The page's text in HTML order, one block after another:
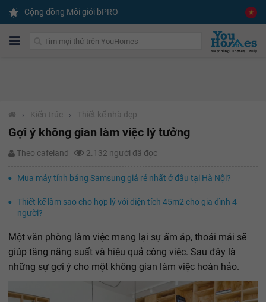
Cộng đồng Môi giới bPRO
› Kiến trúc › Thiết kế nhà đẹp
Gợi ý không gian làm việc lý tưởng
Theo cafeland 2.132 người đã đọc
Mua máy tính bảng Samsung giá rẻ nhất ở đâu tại Hà Nội?
Thiết kế làm sao cho hợp lý với diện tích 45m2 cho gia đình 4
người?
Một văn phòng làm việc mang lại sự ấm áp, thoải mái sẽ
giúp tăng năng suất và hiệu quả công việc. Sau đây là
những sự gợi ý cho một không gian làm việc hoàn hảo.